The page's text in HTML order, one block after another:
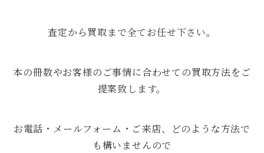
査定から買取まで全てお任せ下さい。
本の冊数やお客様のご事情に合わせての買取方法をご
提案致します。
お電話・メールフォーム・ご来店、どのような方法で
も構いませんので